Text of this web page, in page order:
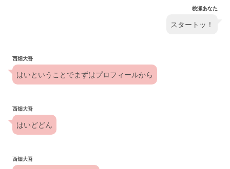
桃瀬あなた
スタートッ！
西畑大吾
はいということでまずはプロフィールから
西畑大吾
はいどどん
西畑大吾